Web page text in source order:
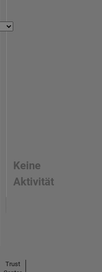
Keine
Aktivität
Trust